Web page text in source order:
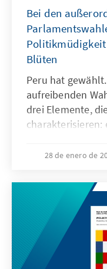
Bei den
Blüten
Peru hat
aufreibenden
drei Elemente,
charakterisieren:
Zersplitterung
populistischen
ihrer Alliierten.
Wahl des
den nach
28 de enero de